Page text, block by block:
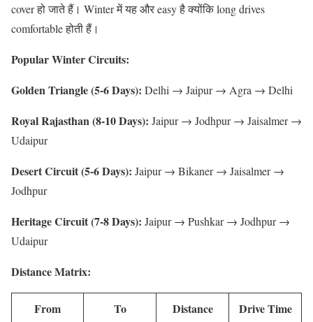
cover हो जाते हैं। Winter में यह और easy है क्योंकि long drives
comfortable होती हैं।
Popular Winter Circuits:
Golden Triangle (5-6 Days): Delhi → Jaipur → Agra → Delhi
Royal Rajasthan (8-10 Days): Jaipur → Jodhpur → Jaisalmer →
Udaipur
Desert Circuit (5-6 Days): Jaipur → Bikaner → Jaisalmer →
Jodhpur
Heritage Circuit (7-8 Days): Jaipur → Pushkar → Jodhpur →
Udaipur
Distance Matrix:
From To Distance Drive Time